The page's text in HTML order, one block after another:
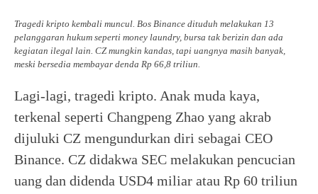
Tragedi kripto kembali muncul. Bos Binance dituduh melakukan 13
pelanggaran hukum seperti money laundry, bursa tak berizin dan ada
kegiatan ilegal lain. CZ mungkin kandas, tapi uangnya masih banyak,
meski bersedia membayar denda Rp 66,8 triliun.
Lagi-lagi, tragedi kripto. Anak muda kaya,
terkenal seperti Changpeng Zhao yang akrab
dijuluki CZ mengundurkan diri sebagai CEO
Binance. CZ didakwa SEC melakukan pencucian
uang dan didenda USD4 miliar atau Rp 60 triliun